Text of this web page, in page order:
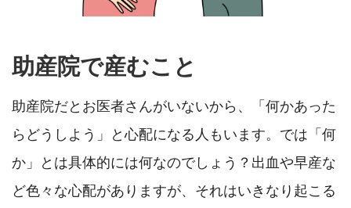
助産院で産むこと
助産院だとお医者さんがいないから、「何かあった
らどうしよう」と心配になる人もいます。では「何
か」とは具体的には何なのでしょう？出血や早産な
ど色々な心配がありますが、それはいきなり起こる